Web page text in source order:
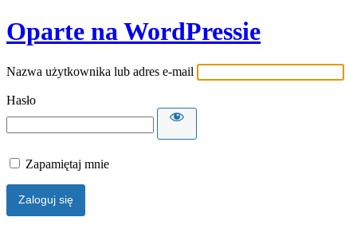
Oparte na WordPressie
Nazwa użytkownika lub adres e-mail
Hasło
Zapamiętaj mnie